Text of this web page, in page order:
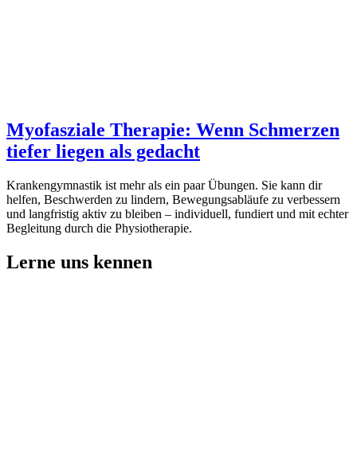
Myofasziale Therapie: Wenn Schmerzen
tiefer liegen als gedacht
Krankengymnastik ist mehr als ein paar Übungen. Sie kann dir
helfen, Beschwerden zu lindern, Bewegungsabläufe zu verbessern
und langfristig aktiv zu bleiben – individuell, fundiert und mit echter
Begleitung durch die Physiotherapie.
Lerne uns kennen